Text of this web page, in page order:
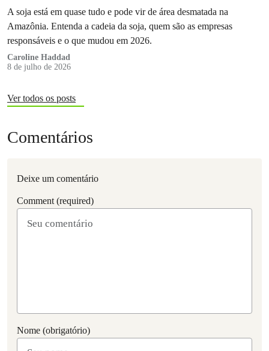
A soja está em quase tudo e pode vir de área desmatada na
Amazônia. Entenda a cadeia da soja, quem são as empresas
responsáveis e o que mudou em 2026.
Caroline Haddad
8 de julho de 2026
Ver todos os posts
Comentários
Deixe um comentário
Comment (required)
Nome (obrigatório)